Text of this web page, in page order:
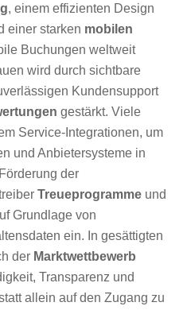
, einem effizienten Design
einer starken mobilen
Buchungen weltweit
wird durch sichtbare
Kundensupport
gestärkt. Viele
Service-Integrationen, um
und Anbietersysteme in
der
Treueprogramme und
Grundlage von
ein. In gesättigten
der Marktwettbewerb
Transparenz und
allein auf den Zugang zu